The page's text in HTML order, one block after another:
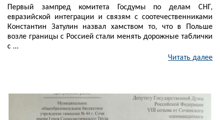
Первый зампред комитета Госдумы по делам СНГ,
евразийской интеграции и связям с соотечественниками
Константин Затулин назвал хамством то, что в Польше
возле границы с Россией стали менять дорожные таблички
с ...
Читать далее